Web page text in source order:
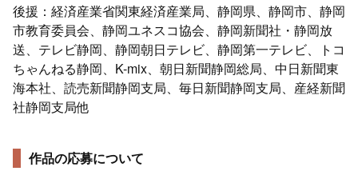
後援：経済産業省関東経済産業局、静岡県、静岡市、静岡
市教育委員会、静岡ユネスコ協会、静岡新聞社・静岡放
送、テレビ静岡、静岡朝日テレビ、静岡第一テレビ、トコ
ちゃんねる静岡、K-mix、朝日新聞静岡総局、中日新聞東
海本社、読売新聞静岡支局、毎日新聞静岡支局、産経新聞
社静岡支局他
作品の応募について